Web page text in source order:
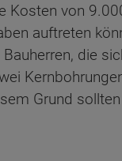
von
auftreten
die
Grund